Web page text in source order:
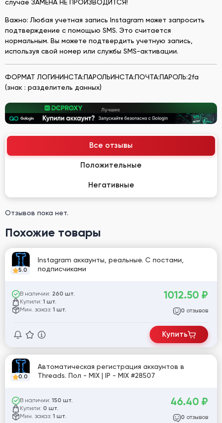
случае ЗАМЕНА НЕ ПРОИЗВОДИТСЯ!
Важно: Любая учетная запись Instagram может запросить
подтверждение с помощью SMS. Это считается
нормальным. Вы можете подтвердить учетную запись,
используя свой номер или службы SMS-активации.
ФОРМАТ ЛОГИНИНСТА:ПАРОЛЬИНСТА:ПОЧТА:ПАРОЛЬ:2fa
(знак : разделитель данных)
Все отзывы
Положительные
Негативные
Отзывов пока нет.
Похожие товары
5.0
Instagram аккаунты, реальные. С постами,
подписчиками
В наличии: 260 шт.
Купили: 1 шт.
Мин. заказ: 1 шт.
1012.50 ₽
0 отзывов
Купить
0.0
Автоматическая регистрация аккаунтов в
Threads. Пол - MIX | IP - MIX #28507
В наличии: 150 шт.
Купили: 0 шт.
Мин. заказ: 1 шт.
46.40 ₽
0 отзывов